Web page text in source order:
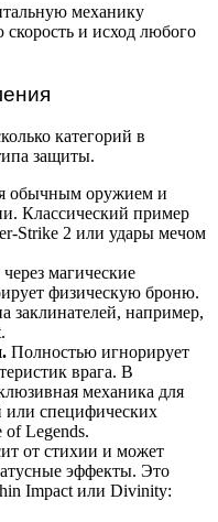
механику
и исход любого
категорий в
защиты.
обычным оружием и
Классический пример
Strike 2 или удары мечом
магические
физическую броню.
заклинателей, например,
Полностью игнорирует
врага. В
механика для
или специфических
Legends.
от стихии и может
эффекты. Это
Impact или Divinity: